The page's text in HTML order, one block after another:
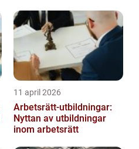
11 april 2026
Arbetsrätt-utbildningar:
Nyttan av utbildningar
inom arbetsrätt